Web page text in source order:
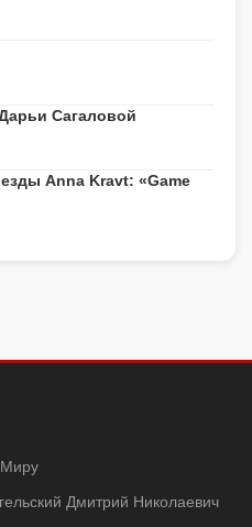
Сагаловой
Anna Kravt: «Game
Дмитрий Николаевич